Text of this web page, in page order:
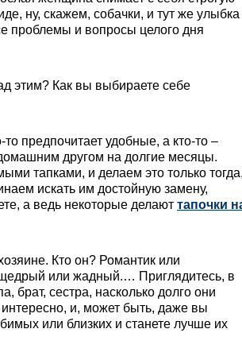
ну, скажем, собачки, и тут же улыбка
проблемы и вопросы целого дня
этим? Как вы выбираете себе
предпочитает удобные, а кто-то –
другом на долгие месяцы.
тапками, и делаем это только
искать им достойную замену,
а ведь некоторые делают тапочки
Кто он? Романтик или
или жадный.… Приглядитесь, в
брат, сестра, насколько долго они
и, может быть, даже вы
или близких и станете лучше их